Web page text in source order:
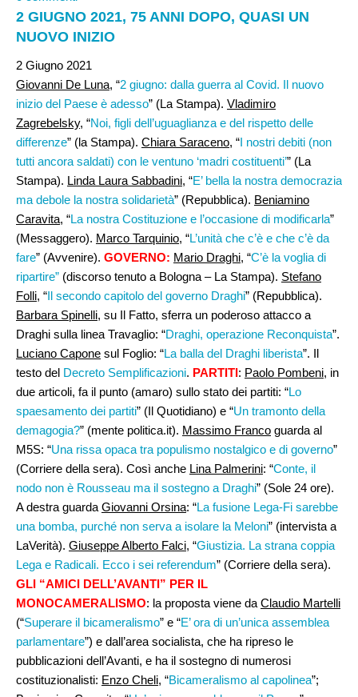
2 GIUGNO 2021, 75 ANNI DOPO, QUASI UN
NUOVO INIZIO
2 Giugno 2021
Giovanni De Luna, “2 giugno: dalla guerra al Covid. Il nuovo
inizio del Paese è adesso” (La Stampa). Vladimiro
Zagrebelsky, “Noi, figli dell’uguaglianza e del rispetto delle
differenze” (la Stampa). Chiara Saraceno, “I nostri debiti (non
tutti ancora saldati) con le ventuno ‘madri costituenti’” (La
Stampa). Linda Laura Sabbadini, “E’ bella la nostra democrazia
ma debole la nostra solidarietà” (Repubblica). Beniamino
Caravita, “La nostra Costituzione e l’occasione di modificarla”
(Messaggero). Marco Tarquinio, “L’unità che c’è e che c’è da
fare” (Avvenire). GOVERNO: Mario Draghi, “C’è la voglia di
ripartire” (discorso tenuto a Bologna – La Stampa). Stefano
Folli, “Il secondo capitolo del governo Draghi” (Repubblica).
Barbara Spinelli, su Il Fatto, sferra un poderoso attacco a
Draghi sulla linea Travaglio: “Draghi, operazione Reconquista”.
Luciano Capone sul Foglio: “La balla del Draghi liberista”. Il
testo del Decreto Semplificazioni. PARTITI: Paolo Pombeni, in
due articoli, fa il punto (amaro) sullo stato dei partiti: “Lo
spaesamento dei partiti” (Il Quotidiano) e “Un tramonto della
demagogia?” (mente politica.it). Massimo Franco guarda al
M5S: “Una rissa opaca tra populismo nostalgico e di governo”
(Corriere della sera). Così anche Lina Palmerini: “Conte, il
nodo non è Rousseau ma il sostegno a Draghi” (Sole 24 ore).
A destra guarda Giovanni Orsina: “La fusione Lega-Fi sarebbe
una bomba, purché non serva a isolare la Meloni” (intervista a
LaVerità). Giuseppe Alberto Falci, “Giustizia. La strana coppia
Lega e Radicali. Ecco i sei referendum” (Corriere della sera).
GLI “AMICI DELL’AVANTI” PER IL
MONOCAMERALISMO: la proposta viene da Claudio Martelli
(“Superare il bicameralismo” e “E’ ora di un’unica assemblea
parlamentare”) e dall’area socialista, che ha ripreso le
pubblicazioni dell’Avanti, e ha il sostegno di numerosi
costituzionalisti: Enzo Cheli, “Bicameralismo al capolinea”;